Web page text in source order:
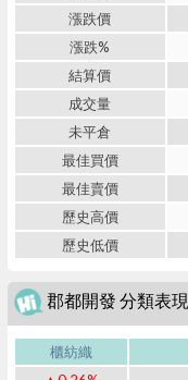
漲跌價
漲跌%
結算價
成交量
未平倉
最佳買價
最佳賣價
歷史高價
歷史低價
郡都開發 分類表現
櫃紡織